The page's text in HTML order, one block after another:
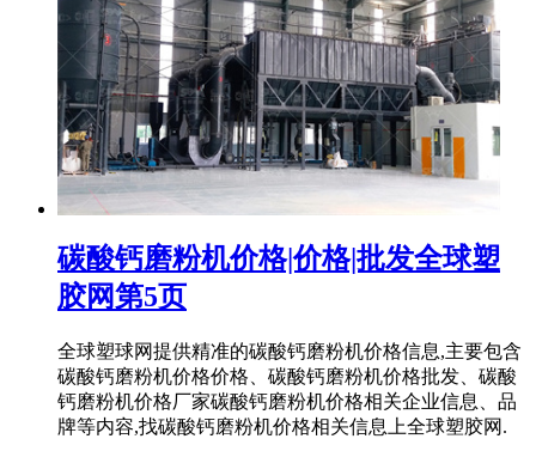
碳酸钙磨粉机价格|价格|批发全球塑
胶网第5页
全球塑球网提供精准的碳酸钙磨粉机价格信息,主要包含
碳酸钙磨粉机价格价格、碳酸钙磨粉机价格批发、碳酸
钙磨粉机价格厂家碳酸钙磨粉机价格相关企业信息、品
牌等内容,找碳酸钙磨粉机价格相关信息上全球塑胶网.